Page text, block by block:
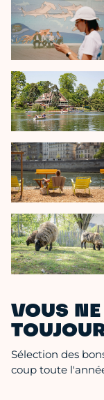
VOUS
Sélection des
coup toute